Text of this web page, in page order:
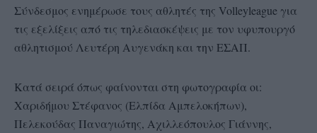
Σύνδεσμος ενημέρωσε τους αθλητές της Volleyleague για
τις εξελίξεις από τις τηλεδιασκέψεις με τον υφυπουργό
αθλητισμού Λευτέρη Αυγενάκη και την ΕΣΑΠ.
Κατά σειρά όπως φαίνονται στη φωτογραφία οι:
Χαριδήμου Στέφανος (Ελπίδα Αμπελοκήπων),
Πελεκούδας Παναγιώτης, Αχιλλεόπουλος Γιάννης,